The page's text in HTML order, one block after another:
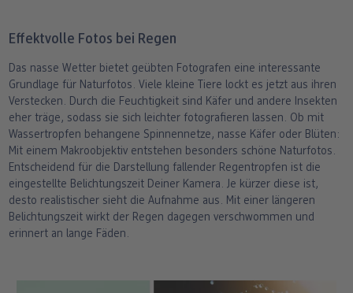
Effektvolle Fotos bei Regen
Das nasse Wetter bietet geübten Fotografen eine interessante
Grundlage für Naturfotos. Viele kleine Tiere lockt es jetzt aus ihren
Verstecken. Durch die Feuchtigkeit sind Käfer und andere Insekten
eher träge, sodass sie sich leichter fotografieren lassen. Ob mit
Wassertropfen behangene Spinnennetze, nasse Käfer oder Blüten:
Mit einem Makroobjektiv entstehen besonders schöne Naturfotos.
Entscheidend für die Darstellung fallender Regentropfen ist die
eingestellte Belichtungszeit Deiner Kamera. Je kürzer diese ist,
desto realistischer sieht die Aufnahme aus. Mit einer längeren
Belichtungszeit wirkt der Regen dagegen verschwommen und
erinnert an lange Fäden.